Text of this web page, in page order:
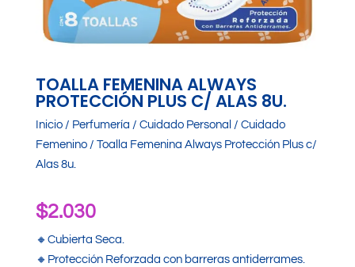
TOALLA FEMENINA ALWAYS
PROTECCIÓN PLUS C/ ALAS 8U.
Inicio/ Perfumería / Cuidado Personal / Cuidado
Femenino/ Toalla Femenina Always Protección Plus c/
Alas 8u.
$2.030
🔸Cubierta Seca.
🔸Protección Reforzada con barreras antiderrames.